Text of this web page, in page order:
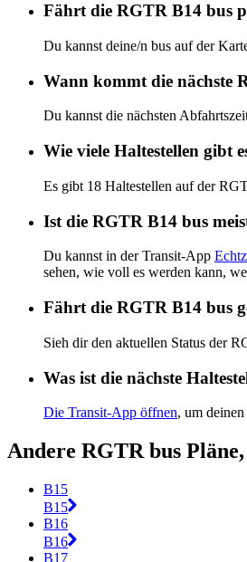
Fährt die RGTR B14 bus
Du kannst deine/n bus auf der
Wann kommt die nächste
Du kannst die nächsten
Wie viele Haltestellen gibt
Es gibt 18 Haltestellen auf der
Ist die RGTR B14 bus
Du kannst in der Transit-App
sehen, wie voll es werden kann,
Fährt die RGTR B14 bus
Sieh dir den aktuellen Status der
Was ist die nächste
Die Transit-App öffnen, um
Andere RGTR bus
B15
B15
B16
B16
B17